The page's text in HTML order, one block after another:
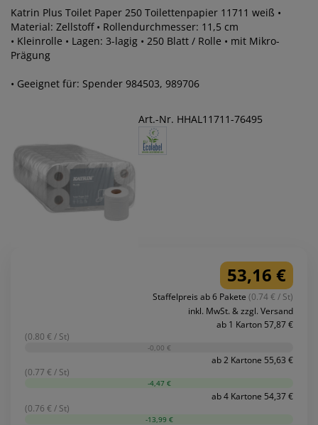
Katrin Plus Toilet Paper 250 Toilettenpapier 11711 weiß •
Material: Zellstoff • Rollendurchmesser: 11,5 cm
• Kleinrolle • Lagen: 3-lagig • 250 Blatt / Rolle • mit Mikro-
Prägung
• Geeignet für: Spender 984503, 989706
Art.-Nr. HHAL11711-76495
53,16 €
Staffelpreis ab 6 Pakete (0.74 € / St)
inkl. MwSt. & zzgl. Versand
ab 1 Karton 57,87 €
(0.80 € / St)
-0,00 €
ab 2 Kartone 55,63 €
(0.77 € / St)
-4,47 €
ab 4 Kartone 54,37 €
(0.76 € / St)
-13,99 €